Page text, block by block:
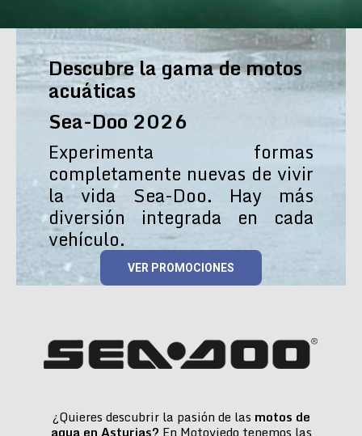
Descubre la gama de motos
acuáticas
Sea-Doo 2026
Experimenta formas
completamente nuevas de vivir
la vida Sea-Doo. Hay más
diversión integrada en cada
vehículo.
VER PROMOCIONES
¿Quieres descubrir la pasión de las motos de
agua en Asturias? En Motoviedo tenemos las